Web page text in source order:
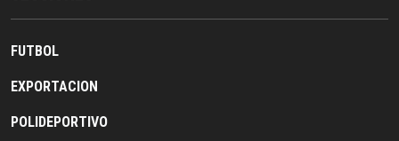
FUTBOL
EXPORTACION
POLIDEPORTIVO